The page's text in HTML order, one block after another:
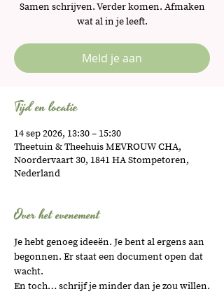
Samen schrijven. Verder komen. Afmaken
wat al in je leeft.
Meld je aan
Tijd en locatie
14 sep 2026, 13:30 – 15:30
Theetuin & Theehuis MEVROUW CHA,
Noordervaart 30, 1841 HA Stompetoren,
Nederland
Over het evenement
Je hebt genoeg ideeën. Je bent al ergens aan
begonnen. Er staat een document open dat
wacht.
En toch… schrijf je minder dan je zou willen.